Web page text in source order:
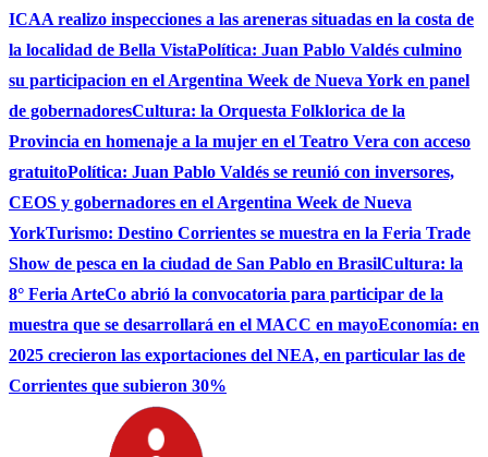
ICAA realizo inspecciones a las areneras situadas en la costa de
la localidad de Bella VistaPolítica: Juan Pablo Valdés culmino
su participacion en el Argentina Week de Nueva York en panel
de gobernadoresCultura: la Orquesta Folklorica de la
Provincia en homenaje a la mujer en el Teatro Vera con acceso
gratuitoPolítica: Juan Pablo Valdés se reunió con inversores,
CEOS y gobernadores en el Argentina Week de Nueva
YorkTurismo: Destino Corrientes se muestra en la Feria Trade
Show de pesca en la ciudad de San Pablo en BrasilCultura: la
8° Feria ArteCo abrió la convocatoria para participar de la
muestra que se desarrollará en el MACC en mayoEconomía: en
2025 crecieron las exportaciones del NEA, en particular las de
Corrientes que subieron 30%